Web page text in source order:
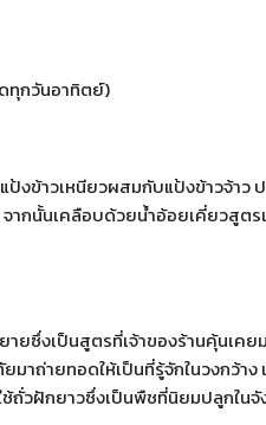
ทุกวันอาทิตย์)
งข้าวเหนียวผสมกับแป้งข้าวจ้าว
ากนั้นเคลือบด้วยน้ำอ้อยเคี่ยวสูตร
ยซึ่งเป็นสูตรที่เจ้าของร้านคุ้นเค
ถ่ายทอดให้เป็นที่รู้จักในวงกว้าง
วฝักยาวซึ่งเป็นพืชที่นิยมปลูกในจั